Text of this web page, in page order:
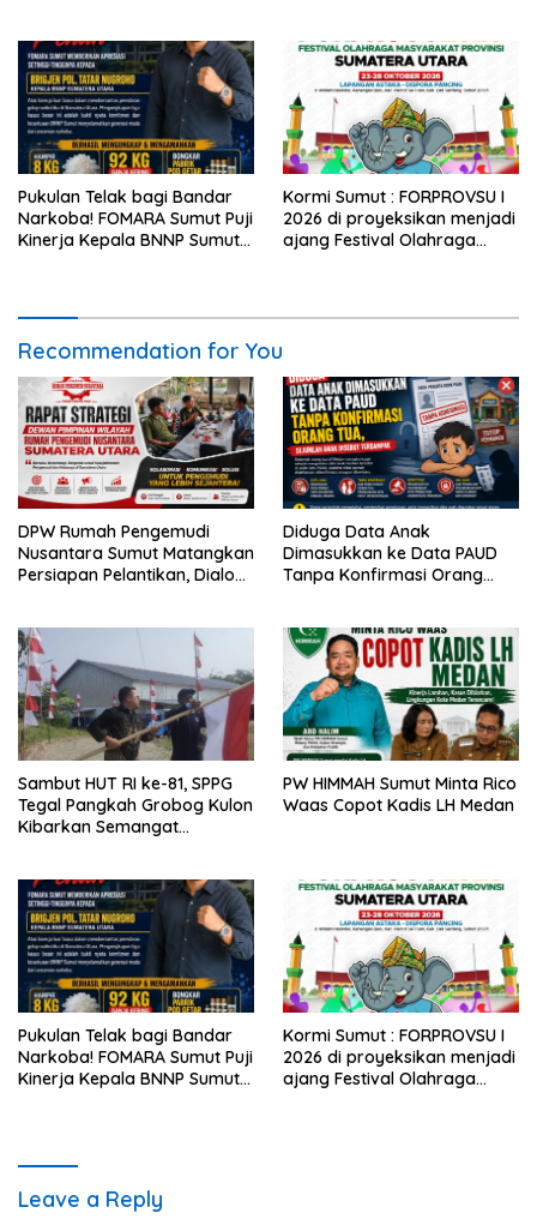
Pukulan Telak bagi Bandar
Narkoba! FOMARA Sumut Puji
Kinerja Kepala BNNP Sumut
Kormi Sumut : FORPROVSU I
2026 di proyeksikan menjadi
ajang Festival Olahraga
Recommendation for You
DPW Rumah Pengemudi
Nusantara Sumut Matangkan
Persiapan Pelantikan, Dialog
Diduga Data Anak
Dimasukkan ke Data PAUD
Tanpa Konfirmasi Orang
Sambut HUT RI ke-81, SPPG
Tegal Pangkah Grobog Kulon
Kibarkan Semangat
PW HIMMAH Sumut Minta Rico
Waas Copot Kadis LH Medan
Pukulan Telak bagi Bandar
Narkoba! FOMARA Sumut Puji
Kinerja Kepala BNNP Sumut
Kormi Sumut : FORPROVSU I
2026 di proyeksikan menjadi
ajang Festival Olahraga
Leave a Reply